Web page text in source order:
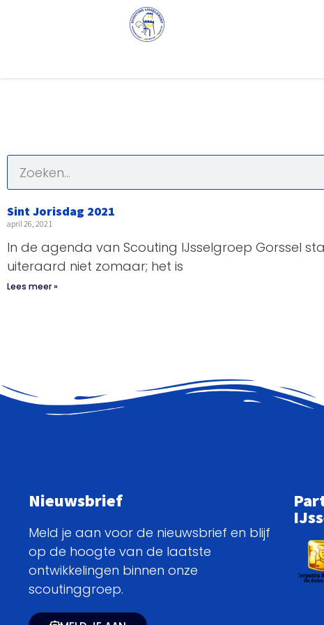
Sint Jorisdag 2021
april 26, 2021
In de agenda van Scouting IJsselgroep Gorssel
uiteraard niet zomaar; het is
Lees meer »
Nieuwsbrief
Meld je aan voor de nieuwsbrief en blijf
op de hoogte van de laatste
ontwikkelingen binnen onze
scoutinggroep.